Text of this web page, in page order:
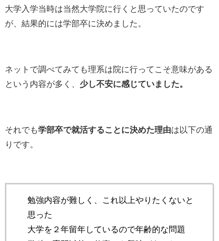
大学入学当時は当然大学院に行くと思っていたのです
が、結果的には学部卒に決めました。
ネットで調べてみても理系は院に行ってこそ意味がある
という内容が多く、 少し不安に感じていました。
それでも学部卒で就活することに決めた理由は以下の通
りです。
勉強内容が難しく、これ以上やりたくないと
思った
大学を２年留年しているので年齢的な問題